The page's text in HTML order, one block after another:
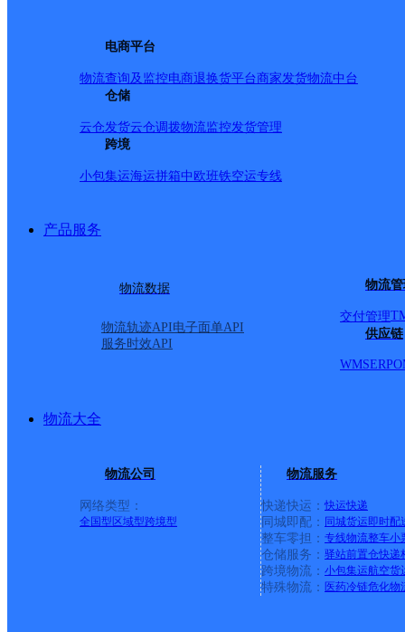
电商平台
物流查询及监控电商退换货平台商家发货物流中台
仓储
云仓发货云仓调拨物流监控发货管理
跨境
小包集运海运拼箱中欧班铁空运专线
产品服务
物流数据
物流轨迹API电子面单API
服务时效API
物流
交付管理
供应链
WMSERP
物流大全
物流公司
网络类型：
全国型 区域型跨境型
物流服务
快递快运： 快运快递
同城即配： 同城货运即时配
整车零担： 专线物流整车小
仓储服务： 驿站前置仓快递
跨境物流： 小包集运航空货
特殊物流： 医药冷链危化物
申通快递,哈尔滨市,快递
黑龙江哈市东大直公司
申通快递 更多号码
派送范围:全境派送。
黑龙江哈市王岗公司
地址
号楼3号门市
派送范围:达康路2-38号
号、哈双路305-最大号
园、金港湾）、哈西华